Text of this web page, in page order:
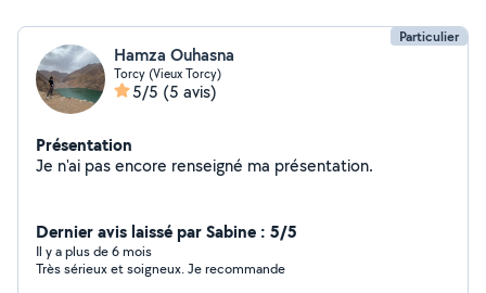
Particulier
Hamza Ouhasna
Torcy (Vieux Torcy)
5/5 (5 avis)
Présentation
Je n'ai pas encore renseigné ma présentation.
Dernier avis laissé par Sabine : 5/5
Il y a plus de 6 mois
Très sérieux et soigneux. Je recommande